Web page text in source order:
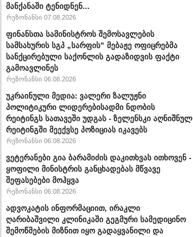
მანქანაში ტენიდნენ...
რეზონანსი 07.08.2026
ფინანსთა სამინისტროს შემოსავლების
სამსახურის სგპ „სარფის“ მებაჟე ოფიცრებმა
სანქცირებული საქონლის გადაზიდვის ფაქტი
გამოავლინეს
რეზონანსი 06.08.2026
უკრაინული მედია: ვალერი ზალუჟნი
პოლიტიკური ლიდერებისადმი ნდობის
რეიტინგს სათავეში უდგას - ზელენსკი აღნიშნულ
რეიტინგში მეექვსე პოზიციას იკავებს
რეზონანსი 06.08.2026
ვეტერანები გია ბარამიძის დაკითხვას ითხოვენ -
ყოფილი მინისტრის განცხადებას მწვავე
შეფასებები მოჰყვა
რეზონანსი 06.08.2026
ადვოკატის ინფორმაციით, ირაკლი
ღარიბაშვილი კლინიკაში გეგმური სამედიცინო
შემოწმების მიზნით იყო გადაყვანილი და